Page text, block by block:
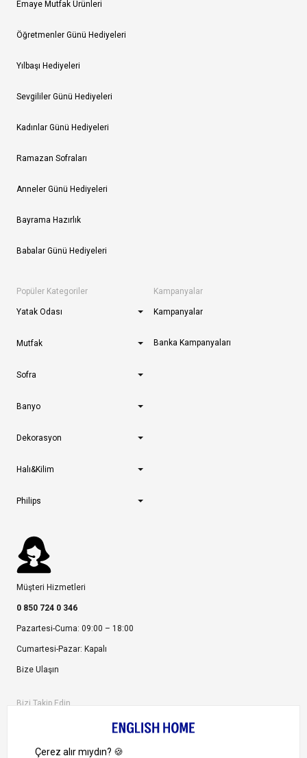
Emaye Mutfak Ürünleri
Öğretmenler Günü Hediyeleri
Yılbaşı Hediyeleri
Sevgililer Günü Hediyeleri
Kadınlar Günü Hediyeleri
Ramazan Sofraları
Anneler Günü Hediyeleri
Bayrama Hazırlık
Babalar Günü Hediyeleri
Popüler Kategoriler
Yatak Odası
Mutfak
Sofra
Banyo
Dekorasyon
Halı&Kilim
Philips
Kampanyalar
Kampanyalar
Banka Kampanyaları
Müşteri Hizmetleri
0 850 724 0 346
Pazartesi-Cuma: 09:00 – 18:00
Cumartesi-Pazar: Kapalı
Bize Ulaşın
Bizi Takip Edin